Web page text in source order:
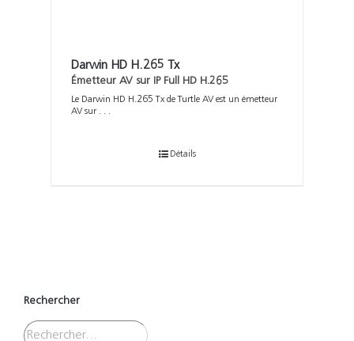
Darwin HD H.265 Tx
Émetteur AV sur IP Full HD H.265
Le Darwin HD H.265 Tx de Turtle AV est un émetteur
AV sur . . .
Détails
Rechercher